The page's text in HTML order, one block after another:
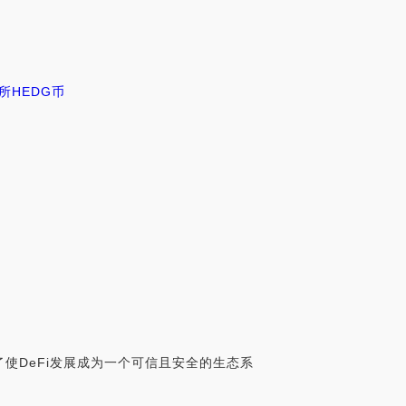
HEDG币
DeFi发展成为一个可信且安全的生态系